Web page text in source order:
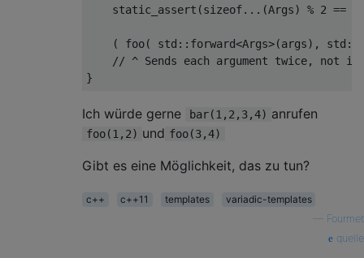
static_assert (sizeof...(Args) % 2 ==
( foo( std :: forward<Args>(args), std ::
// ^ Sends each argument twice, not
}
Ich würde gerne bar(1,2,3,4) anrufen
foo(1,2) und foo(3,4)
Gibt es eine Möglichkeit, das zu tun?
c++ c++11 templates
variadic-templates
Fourmet
quelle